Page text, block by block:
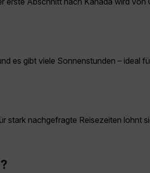
es gibt viele Sonnenstunden – ideal
stark nachgefragte Reisezeiten lohnt